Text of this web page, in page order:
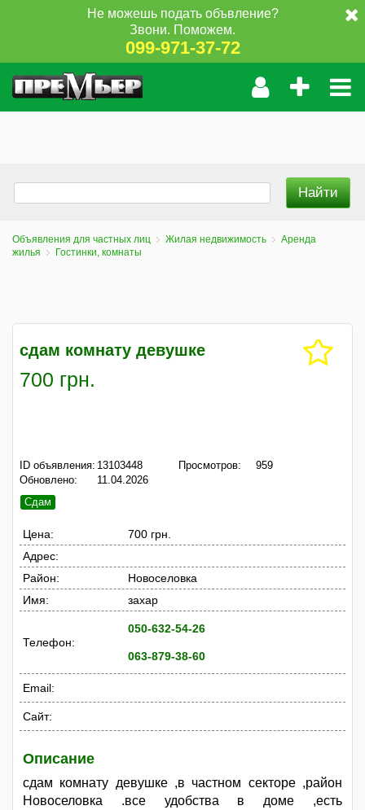
Не можешь подать объвление?
Звони. Поможем.
099-971-37-72
Объявления для частных лиц Жилая недвижимость
Аренда
жилья
Гостинки, комнаты
сдам комнату девушке
700 грн.
ID объявления: 13103448
Обновлено:
11.04.2026
Просмотров: 959
Сдам
Цена:
700 грн.
Адрес:
Район:
Новоселовка
Имя:
захар
Телефон:
050-632-54-26
063-879-38-60
Email:
Сайт:
Описание
сдам комнату девушке ,в частном секторе ,район
Новоселовка .все удобства в доме ,есть